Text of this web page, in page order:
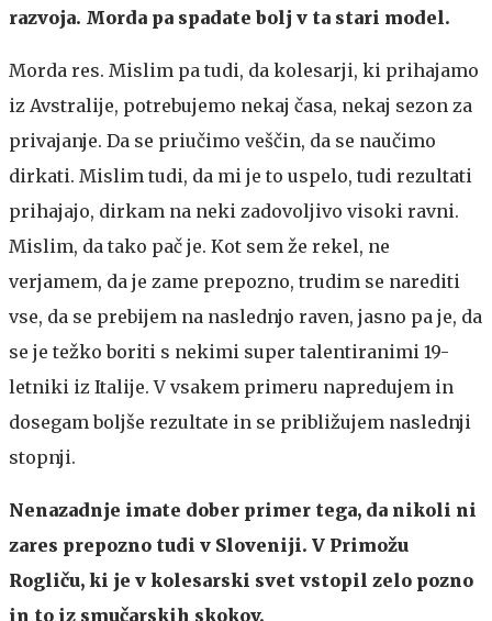
razvoja. Morda pa spadate bolj v ta stari model.
Morda res. Mislim pa tudi, da kolesarji, ki prihajamo
iz Avstralije, potrebujemo nekaj časa, nekaj sezon za
privajanje. Da se priučimo veščin, da se naučimo
dirkati. Mislim tudi, da mi je to uspelo, tudi rezultati
prihajajo, dirkam na neki zadovoljivo visoki ravni.
Mislim, da tako pač je. Kot sem že rekel, ne
verjamem, da je zame prepozno, trudim se narediti
vse, da se prebijem na naslednjo raven, jasno pa je, da
se je težko boriti s nekimi super talentiranimi 19-
letniki iz Italije. V vsakem primeru napredujem in
dosegam boljše rezultate in se približujem naslednji
stopnji.
Nenazadnje imate dober primer tega, da nikoli ni
zares prepozno tudi v Sloveniji. V Primožu
Rogliču, ki je v kolesarski svet vstopil zelo pozno
in to iz smučarskih skokov.